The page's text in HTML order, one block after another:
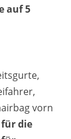
auf 5
vorn
die